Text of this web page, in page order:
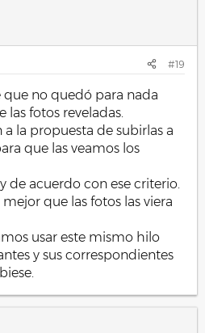
#19
no quedó para nada
las fotos reveladas.
la propuesta de subirlas a
que las veamos los
de acuerdo con ese criterio.
que las fotos las viera
usar este mismo hilo
y sus correspondientes